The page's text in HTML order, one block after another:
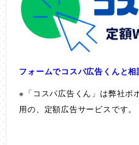
フォームでコスパ広告くんと相
※「コスパ広告くん」は弊社ボ
用の、定額広告サービスです。